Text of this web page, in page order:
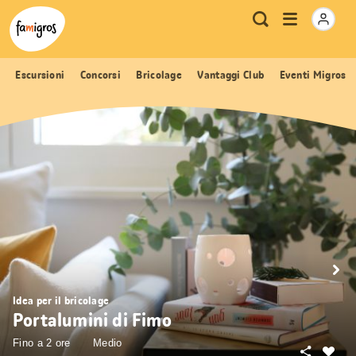
Navigazione
segnalibri
Header
Logo Metanavigazione
Ricerca
Apri
menu
Escursioni Concorsi Bricolage Vantaggi Club Eventi Migros
Idea per il bricolage
Portalumini di Fimo
Fino a 2 ore
Medio
Condividi